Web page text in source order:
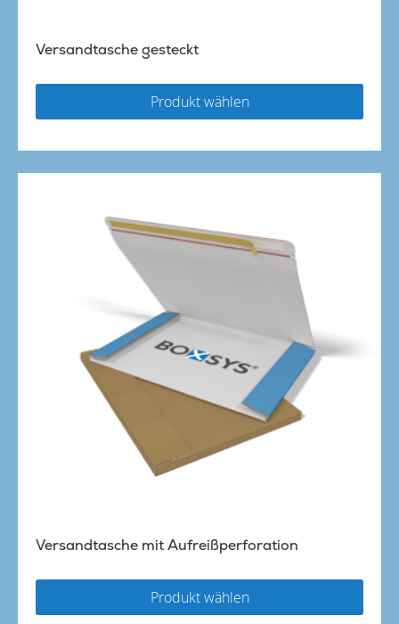
Versandtasche gesteckt
Produkt wählen
Versandtasche mit Aufreißperforation
Produkt wählen